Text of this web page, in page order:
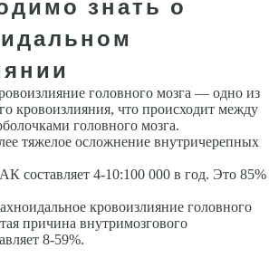
головного мозга — одно из
кровоизлияния, что происходит между
головного мозга.
тяжелое осложнение внутричерепных
составляет 4-10:100 000 в год. Это 85%
кровоизлияние головного
причина внутримозгового
8-59%.